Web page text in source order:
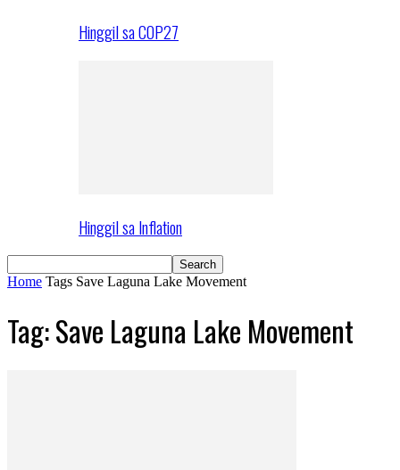
Hinggil sa COP27
Hinggil sa Inflation
Home Tags Save Laguna Lake Movement
Tag: Save Laguna Lake Movement